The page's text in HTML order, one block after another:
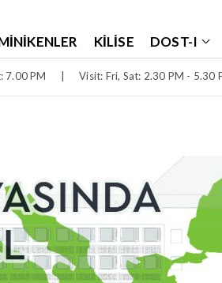
7.00 PM Visit: Fri, Sat: 2.30 PM - 5.30
KILISE DOST-I